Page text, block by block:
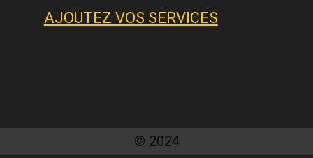
AJOUTEZ VOS SERVICES
© 2024